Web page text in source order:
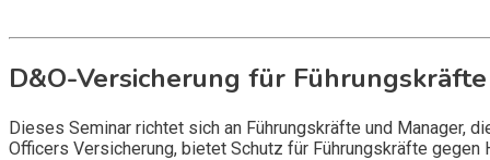
D&O-Versicherung für
Dieses Seminar richtet sich an Führungskräfte und Manager,
Officers Versicherung, bietet Schutz für Führungskräfte